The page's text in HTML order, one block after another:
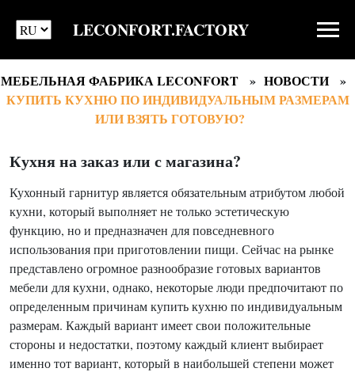
LECONFORT.FACTORY
МЕБЕЛЬНАЯ ФАБРИКА LECONFORT
НОВОСТИ
КУПИТЬ КУХНЮ ПО ИНДИВИДУАЛЬНЫМ РАЗМЕРАМ
ИЛИ ВЗЯТЬ ГОТОВУЮ?
Кухня на заказ или с магазина?
Кухонный гарнитур является обязательным атрибутом любой
кухни, который выполняет не только эстетическую
функцию, но и предназначен для повседневного
использования при приготовлении пищи. Сейчас на рынке
представлено огромное разнообразие готовых вариантов
мебели для кухни, однако, некоторые люди предпочитают по
определенным причинам купить кухню по индивидуальным
размерам. Каждый вариант имеет свои положительные
стороны и недостатки, поэтому каждый клиент выбирает
именно тот вариант, который в наибольшей степени может